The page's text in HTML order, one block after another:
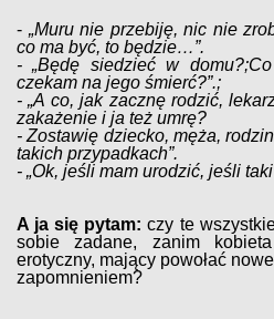
- „Muru nie przebiję, nic nie
co ma być, to będzie…”.
- „Będę siedzieć w
czekam na jego śmierć?”.;
- „A co, jak zacznę rodzić,
zakażenie i ja też umrę?
- Zostawię dziecko, męża,
takich przypadkach”.
- „Ok, jeśli mam urodzić, jeśli
A ja się pytam: czy te
sobie zadane, zanim
erotyczny, mający powołać
zapomnieniem?